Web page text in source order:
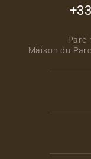
Parc
Maison du